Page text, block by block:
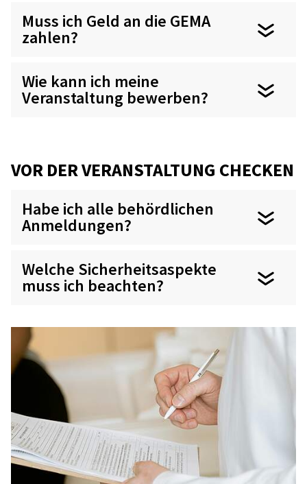
Muss ich Geld an die GEMA
zahlen?
Wie kann ich meine
Veranstaltung bewerben?
VOR DER VERANSTALTUNG CHECKEN
Habe ich alle behördlichen
Anmeldungen?
Welche Sicherheitsaspekte
muss ich beachten?